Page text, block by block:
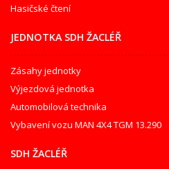
Hasičské čtení
JEDNOTKA SDH ŽACLÉŘ
Zásahy jednotky
Výjezdová jednotka
Automobilová technika
Vybavení vozu MAN 4X4 TGM 13.290
SDH ŽACLÉŘ